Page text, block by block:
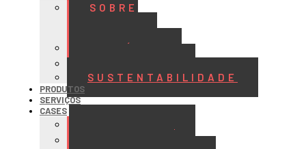
SOBRE
HISTÓRIA
SUSTENTABILIDADE
PRODUTOS
SERVIÇOS
CASES